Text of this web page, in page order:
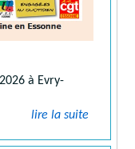
à Evry-
lire la suite